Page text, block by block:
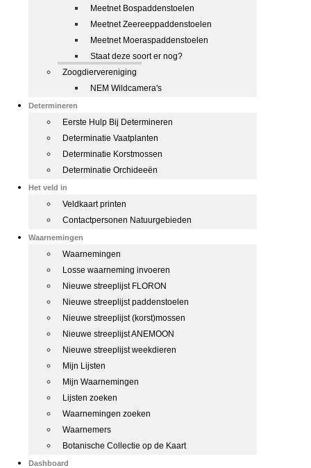
Meetnet Bospaddenstoelen
Meetnet Zeereeppaddenstoelen
Meetnet Moeraspaddenstoelen
Staat deze soort er nog?
Zoogdiervereniging
NEM Wildcamera's
Determineren
Eerste Hulp Bij Determineren
Determinatie Vaatplanten
Determinatie Korstmossen
Determinatie Orchideeën
Het veld in
Veldkaart printen
Contactpersonen Natuurgebieden
Waarnemingen
Waarnemingen
Losse waarneming invoeren
Nieuwe streeplijst FLORON
Nieuwe streeplijst paddenstoelen
Nieuwe streeplijst (korst)mossen
Nieuwe streeplijst ANEMOON
Nieuwe streeplijst weekdieren
Mijn Lijsten
Mijn Waarnemingen
Lijsten zoeken
Waarnemingen zoeken
Waarnemers
Botanische Collectie op de Kaart
Dashboard